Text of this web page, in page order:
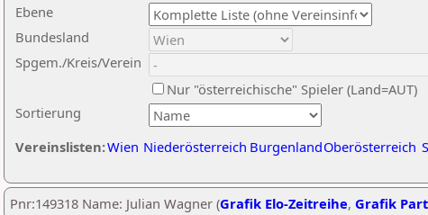
Ebene
Sortierung
Bundesland
Spgem./Kreis/Verein
Nur "österreichische" Spieler (Land=AUT)
Vereinslisten:Wien Niederösterreich BurgenlandOberösterreich
Pnr:149318 Name: Julian Wagner (Grafik Elo-Zeitreihe, Grafik